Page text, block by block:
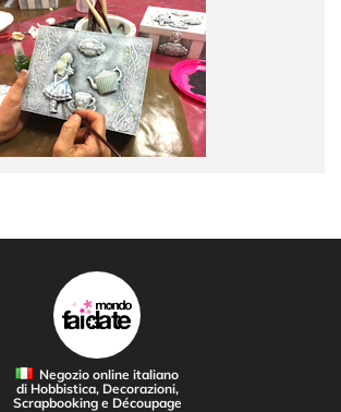
Negozio online italiano
di Hobbistica, Decorazioni,
Scrapbooking e Découpage